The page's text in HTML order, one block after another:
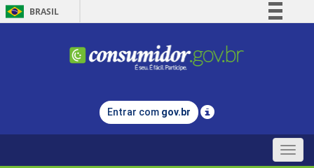
BRASIL
Comunica BR
Legislação
Entrar com gov.br
Toggle